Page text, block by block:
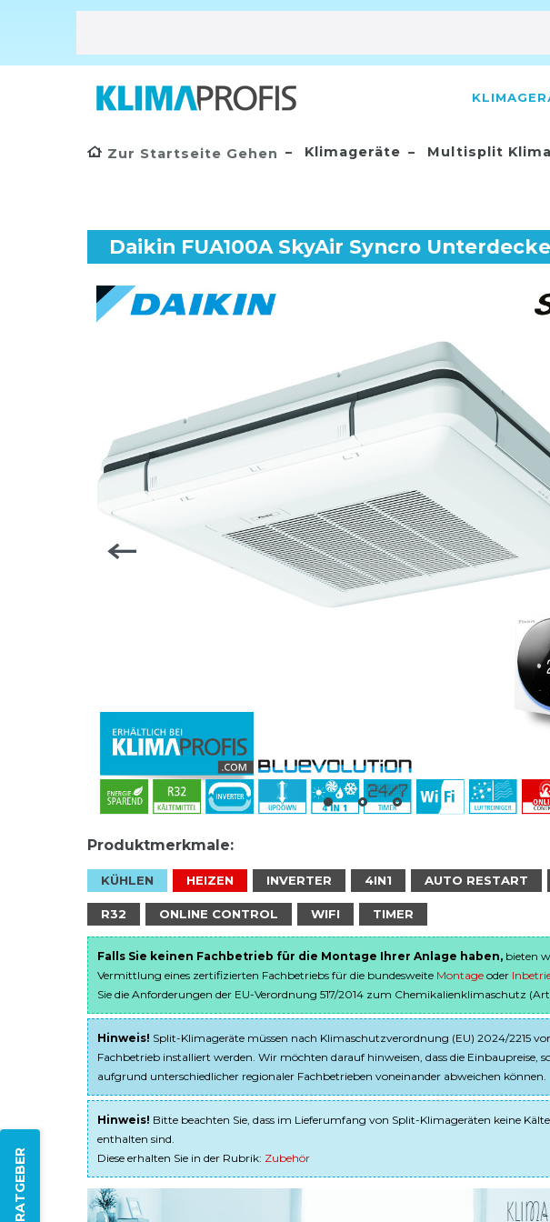
Zur Startseite Gehen Klimageräte Multisplit
Daikin FUA100A SkyAir Syncro
Produktmerkmale:
KÜHLEN HEIZEN INVERTER 4IN1 AUTO RESTART
R32 ONLINE CONTROL WIFI TIMER
Falls Sie keinen Fachbetrieb für die Montage Ihrer Anlage haben, bieten
Vermittlung eines zertifizierten Fachbetriebs für die bundesweite Montage oder
Sie die Anforderungen der EU-Verordnung 517/2014 zum Chemikalienklimaschutz (Art.
Hinweis! Split-Klimageräte müssen nach Klimaschutzverordnung (EU) 2024/2215
Fachbetrieb installiert werden. Wir möchten darauf hinweisen, dass die Einbaupreise,
aufgrund unterschiedlicher regionaler Fachbetrieben voneinander abweichen können.
Hinweis! Bitte beachten Sie, dass im Lieferumfang von Split-Klimageräten keine
enthalten sind.
Diese erhalten Sie in der Rubrik: Zubehör